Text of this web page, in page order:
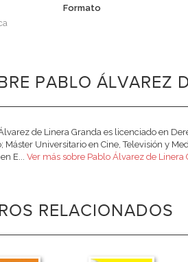
Formato
PABLO ÁLVAREZ
de Linera Granda es licenciado en
Máster Universitario en Cine, Televisión y
E... Ver más sobre Pablo Álvarez de Linera
RELACIONADOS